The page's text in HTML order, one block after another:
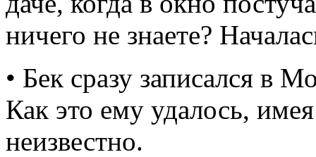
ничего не знаете?
• Бек сразу записался в
Как это ему удалось,
неизвестно.